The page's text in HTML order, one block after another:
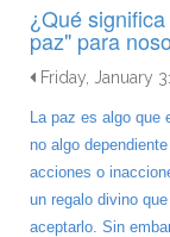
¿Qué
paz" para
Friday, January
La paz es algo
no algo
acciones o
un regalo divino
aceptarlo. Sin